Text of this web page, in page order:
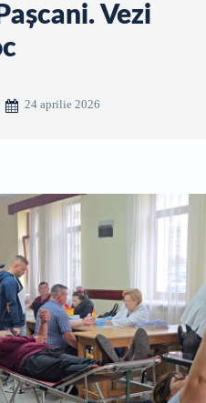
Vezi
24 aprilie 2026